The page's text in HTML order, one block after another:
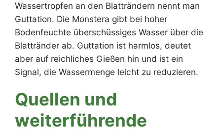
Wassertropfen an den Blatträndern nennt man
Guttation. Die Monstera gibt bei hoher
Bodenfeuchte überschüssiges Wasser über die
Blattränder ab. Guttation ist harmlos, deutet
aber auf reichliches Gießen hin und ist ein
Signal, die Wassermenge leicht zu reduzieren.
Quellen und
weiterführende